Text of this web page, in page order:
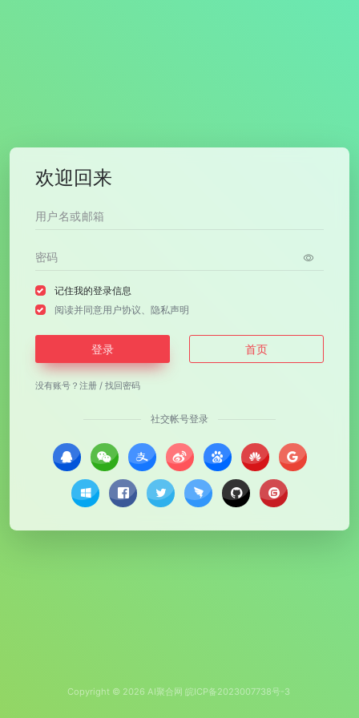
欢迎回来
记住我的登录信息
阅读并同意用户协议、 隐私声明
登录 首页
没有账号？ 注册 / 找回密码
社交帐号登录
Copyright © 2026 AI聚合网 皖ICP备2023007738号-3